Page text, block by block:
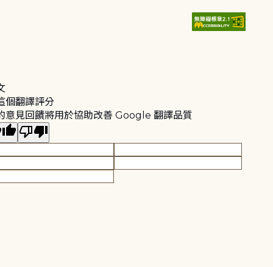
個翻譯評分
意見回饋將用於協助改善 Google 翻譯品質